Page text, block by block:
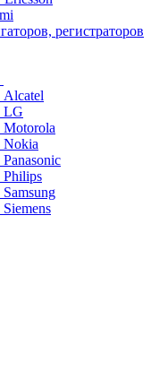
регистраторов
Alcatel
LG
Motorola
Nokia
Philips